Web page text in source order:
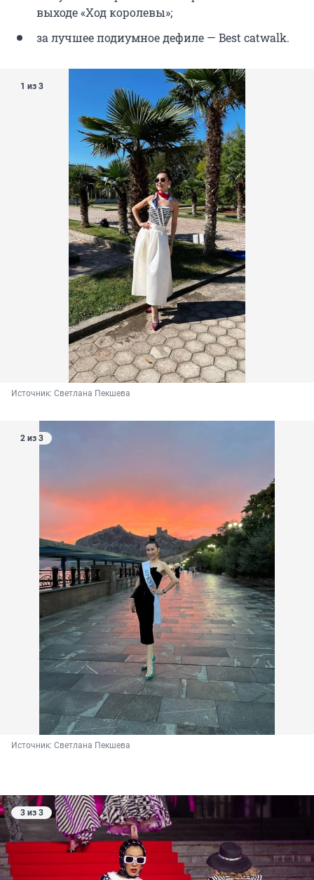
выходе «Ход королевы»;
за лучшее подиумное дефиле — Best catwalk.
1 из 3
Источник: Светлана Пекшева
2 из 3
Источник: Светлана Пекшева
3 из 3